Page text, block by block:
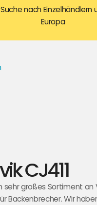
nach Einzelhändlern
Europa
CJ411
sehr großes Sortiment an
Backenbrecher. Wir